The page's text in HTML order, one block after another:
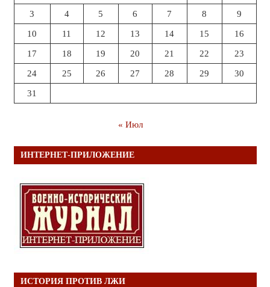
3 4 5 6 7 8 9
10 11 12 13 14 15 16
17 18 19 20 21 22 23
24 25 26 27 28 29 30
31
« Июл
ИНТЕРНЕТ-ПРИЛОЖЕНИЕ
ИСТОРИЯ ПРОТИВ ЛЖИ